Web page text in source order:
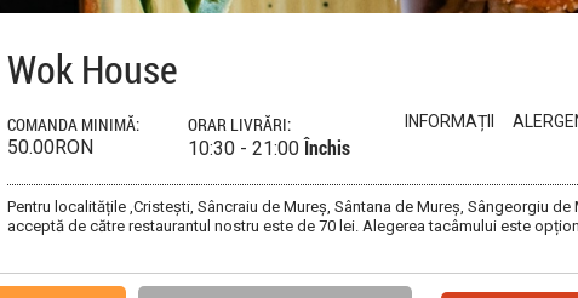
Wok House
COMANDA MINIMĂ:
50.00RON
ORAR LIVRĂRI:
10:30 - 21:00Închis
INFORMAȚII
Pentru localitățile ,Cristești, Sâncraiu de Mureș, Sântana de Mureș, Sângeorgiu
acceptă de către restaurantul nostru este de 70 lei. Alegerea tacâmului este